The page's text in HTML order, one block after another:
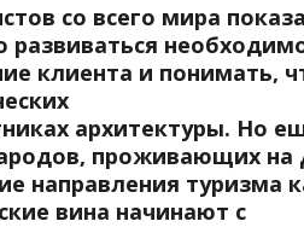
со всего мира
развиваться
клиента и понимать,
архитектуры. Но
проживающих на
направления туризма
вина начинают с